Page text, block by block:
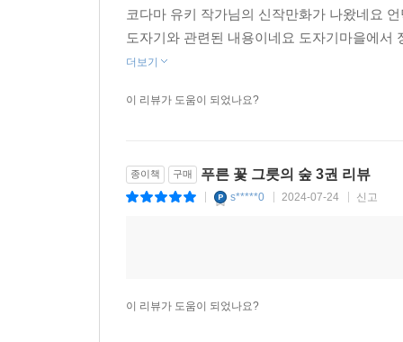
코다마 유키 작가님의 신작만화가 나왔네요
도자기와 관련된 내용이네요 도자기마을에서
더보기
이 리뷰가 도움이 되었나요?
종이책 구매 푸른 꽃 그릇의 숲 3권 리뷰
s*****0 2024-07-24 신고
이 리뷰가 도움이 되었나요?